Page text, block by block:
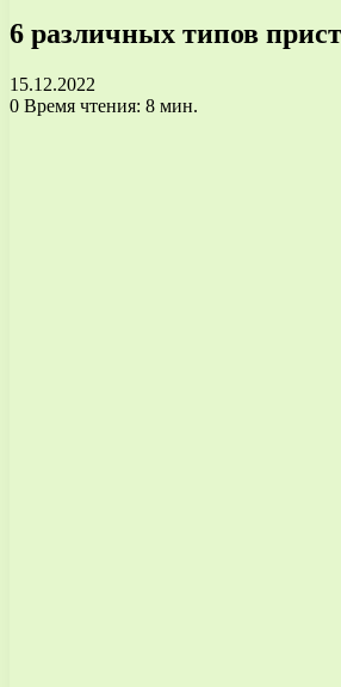
6 различных типов
15.12.2022
0 Время чтения: 8 мин.